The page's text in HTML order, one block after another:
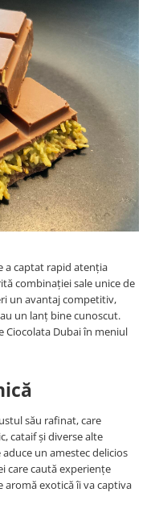
a captat rapid atenția
combinației sale unice de
un avantaj competitiv,
un lanț bine cunoscut.
Ciocolata Dubai în meniul
său rafinat, care
cataif și diverse alte
un amestec delicios
care caută experiențe
aromă exotică îi va captiva